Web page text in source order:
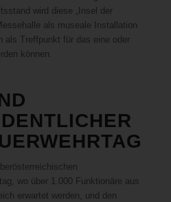
wird diese „Insel der
als museale Installation
als Treffpunkt für das eine oder
können.
B
wo über 1.000 Funktionäre aus
erwartet werden, und den